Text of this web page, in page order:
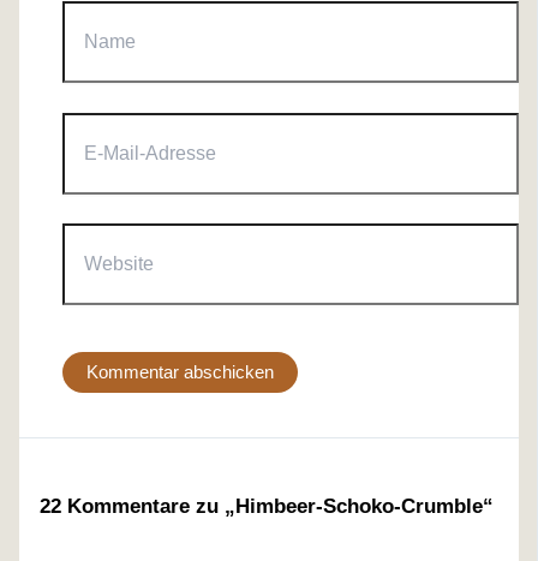
Mail-
22 Kommentare zu „Himbeer-Schoko-Crumble“